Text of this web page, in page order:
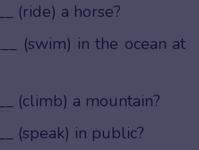
(ride) a horse?
(swim) in the ocean at
(climb) a mountain?
(speak) in public?